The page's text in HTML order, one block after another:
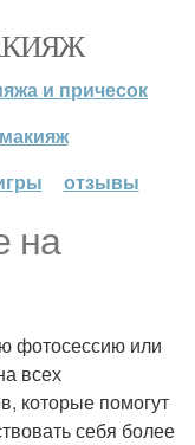
и причесок
отзывы
на
фотосессию или
всех
которые помогут
себя более